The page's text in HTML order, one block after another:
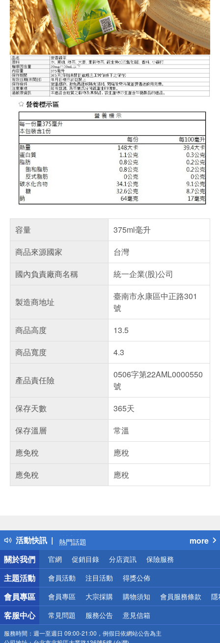
容量
375ml毫升
商品來源國家
台灣
國內負責廠商名稱
統一企業(股)公司
製造商地址
臺南市永康區中正路301
號
商品高度
13.5
商品寬度
4.3
產品責任險
0506字第22AML0000550
號
保存天數
365天
保存溫層
常溫
應免稅
應稅
應免稅
應稅
活動快訊
得獎公告
熱門話題
銀行優惠
偏遠地區配送
詐騙網頁！請小心！
more
關於我們
官網 促銷目錄 分店資訊 保險服務
主題活動 會員活動 注目活動 得獎公佈
會員專區 會員專區 大宗採購 購物須知 會員服務條款 隱
客服中心 常見問題 服務公告 意見信箱
服務時間： 週一至週日 09:00-21:00，例假日依網站公告為主